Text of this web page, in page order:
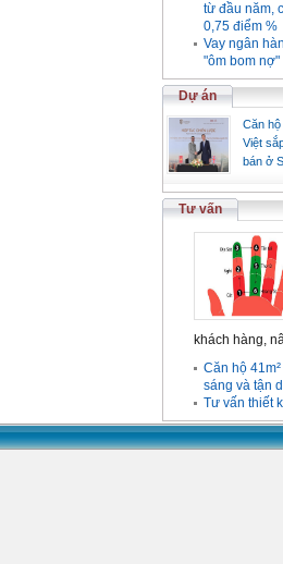
từ đầu năm,
0,75 điểm %
Vay ngân
"ôm bom nợ"
Dự án
Căn hộ
Việt
bán ở
Tư vấn
khách hàng,
Căn hộ
sáng và tận
Tư vấn thiết